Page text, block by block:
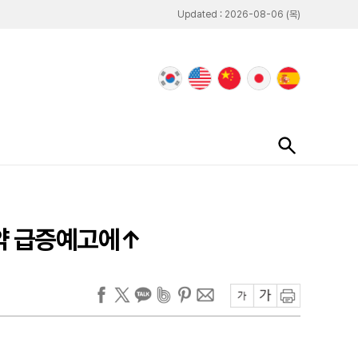
Updated : 2026-08-06 (목)
급증예고에↑